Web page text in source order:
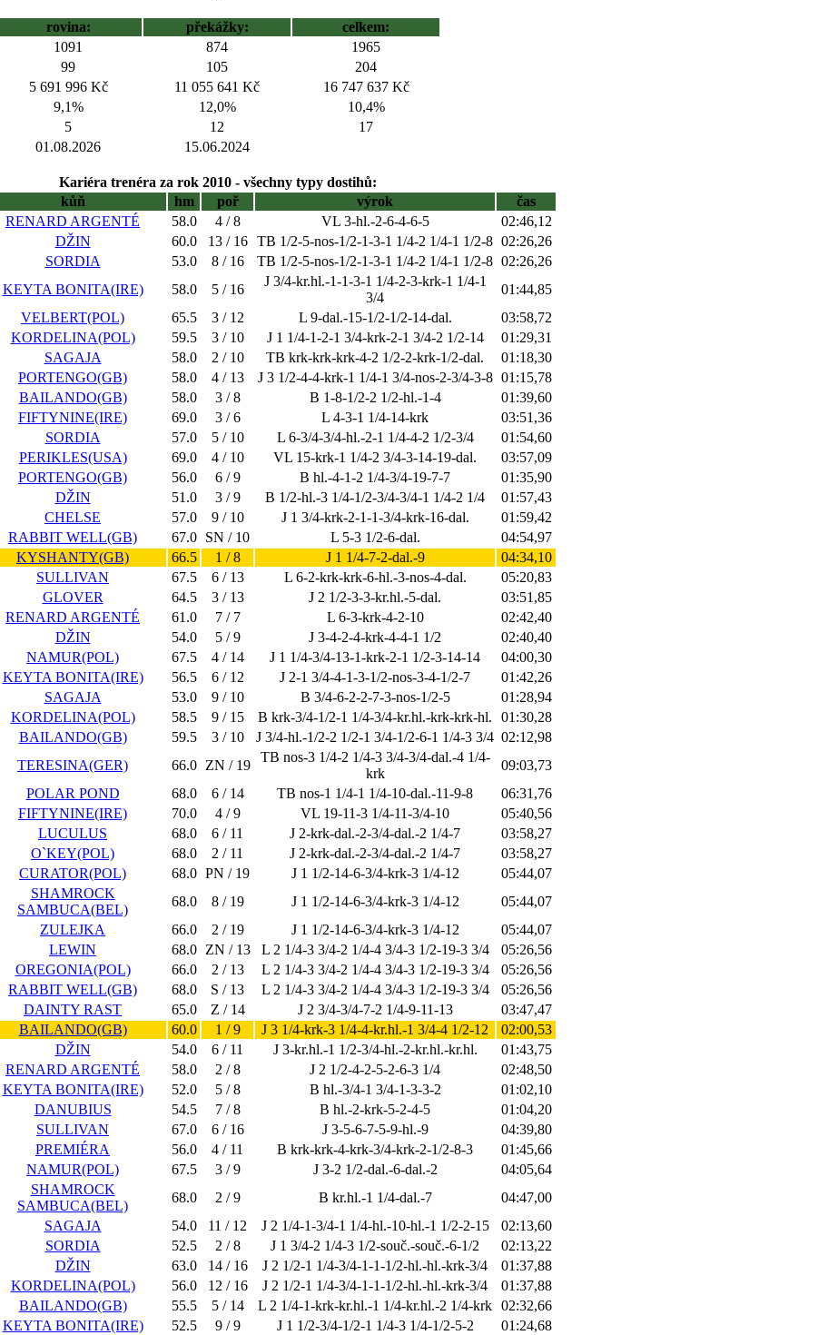
rovina: překážky:
celkem:
1091 874
1965
99 105
204
5 691 996 Kč 11 055 641 Kč
16 747 637 Kč
9,1% 12,0%
10,4%
5 12
17
01.08.2026 15.06.2024
Kariéra trenéra za rok 2010 - všechny typy dostihů:
kůň hm poř výrok
čas
RENARD ARGENTÉ 58.0 4 / 8 VL 3-hl.-2-6-4-6-5
02:46,12
DŽIN 60.0 13 / 16 TB 1/2-5-nos-1/2-1-3-1 1/4-2 1/4-1 1/2-8 02:26,26
SORDIA 53.0 8 / 16 TB 1/2-5-nos-1/2-1-3-1 1/4-2 1/4-1 1/2-8 02:26,26
KEYTA BONITA(IRE) 58.0 5 / 16
J 3/4-kr.hl.-1-1-3-1 1/4-2-3-krk-1 1/4-1
3/4
01:44,85
VELBERT(POL) 65.5 3 / 12 L 9-dal.-15-1/2-1/2-14-dal.
03:58,72
KORDELINA(POL) 59.5 3 / 10 J 1 1/4-1-2-1 3/4-krk-2-1 3/4-2 1/2-14
01:29,31
SAGAJA 58.0 2 / 10 TB krk-krk-krk-4-2 1/2-2-krk-1/2-dal.
01:18,30
PORTENGO(GB) 58.0 4 / 13 J 3 1/2-4-4-krk-1 1/4-1 3/4-nos-2-3/4-3-8 01:15,78
BAILANDO(GB) 58.0 3 / 8 B 1-8-1/2-2 1/2-hl.-1-4
01:39,60
FIFTYNINE(IRE) 69.0 3 / 6 L 4-3-1 1/4-14-krk
03:51,36
SORDIA 57.0 5 / 10 L 6-3/4-3/4-hl.-2-1 1/4-4-2 1/2-3/4
01:54,60
PERIKLES(USA) 69.0 4 / 10 VL 15-krk-1 1/4-2 3/4-3-14-19-dal.
03:57,09
PORTENGO(GB) 56.0 6 / 9 B hl.-4-1-2 1/4-3/4-19-7-7
01:35,90
DŽIN 51.0 3 / 9 B 1/2-hl.-3 1/4-1/2-3/4-3/4-1 1/4-2 1/4
01:57,43
CHELSE 57.0 9 / 10 J 1 3/4-krk-2-1-1-3/4-krk-16-dal.
01:59,42
RABBIT WELL(GB) 67.0 SN / 10 L 5-3 1/2-6-dal.
04:54,97
KYSHANTY(GB) 66.5 1 / 8 J 1 1/4-7-2-dal.-9
04:34,10
SULLIVAN 67.5 6 / 13 L 6-2-krk-krk-6-hl.-3-nos-4-dal.
05:20,83
GLOVER 64.5 3 / 13 J 2 1/2-3-3-kr.hl.-5-dal.
03:51,85
RENARD ARGENTÉ 61.0 7 / 7 L 6-3-krk-4-2-10
02:42,40
DŽIN 54.0 5 / 9 J 3-4-2-4-krk-4-4-1 1/2
02:40,40
NAMUR(POL) 67.5 4 / 14 J 1 1/4-3/4-13-1-krk-2-1 1/2-3-14-14
04:00,30
KEYTA BONITA(IRE) 56.5 6 / 12 J 2-1 3/4-4-1-3-1/2-nos-3-4-1/2-7
01:42,26
SAGAJA 53.0 9 / 10 B 3/4-6-2-2-7-3-nos-1/2-5
01:28,94
KORDELINA(POL) 58.5 9 / 15 B krk-3/4-1/2-1 1/4-3/4-kr.hl.-krk-krk-hl.
01:30,28
BAILANDO(GB) 59.5 3 / 10 J 3/4-hl.-1/2-2 1/2-1 3/4-1/2-6-1 1/4-3 3/4 02:12,98
TERESINA(GER) 66.0 ZN / 19
TB nos-3 1/4-2 1/4-3 3/4-3/4-dal.-4 1/4-
krk
09:03,73
POLAR POND 68.0 6 / 14 TB nos-1 1/4-1 1/4-10-dal.-11-9-8
06:31,76
FIFTYNINE(IRE) 70.0 4 / 9 VL 19-11-3 1/4-11-3/4-10
05:40,56
LUCULUS 68.0 6 / 11 J 2-krk-dal.-2-3/4-dal.-2 1/4-7
03:58,27
O`KEY(POL) 68.0 2 / 11 J 2-krk-dal.-2-3/4-dal.-2 1/4-7
03:58,27
CURATOR(POL) 68.0 PN / 19 J 1 1/2-14-6-3/4-krk-3 1/4-12
05:44,07
SHAMROCK
SAMBUCA(BEL)
68.0 8 / 19 J 1 1/2-14-6-3/4-krk-3 1/4-12
05:44,07
ZULEJKA 66.0 2 / 19 J 1 1/2-14-6-3/4-krk-3 1/4-12
05:44,07
LEWIN 68.0 ZN / 13 L 2 1/4-3 3/4-2 1/4-4 3/4-3 1/2-19-3 3/4
05:26,56
OREGONIA(POL) 66.0 2 / 13 L 2 1/4-3 3/4-2 1/4-4 3/4-3 1/2-19-3 3/4
05:26,56
RABBIT WELL(GB) 68.0 S / 13 L 2 1/4-3 3/4-2 1/4-4 3/4-3 1/2-19-3 3/4
05:26,56
DAINTY RAST 65.0 Z / 14 J 2 3/4-3/4-7-2 1/4-9-11-13
03:47,47
BAILANDO(GB) 60.0 1 / 9 J 3 1/4-krk-3 1/4-4-kr.hl.-1 3/4-4 1/2-12
02:00,53
DŽIN 54.0 6 / 11 J 3-kr.hl.-1 1/2-3/4-hl.-2-kr.hl.-kr.hl.
01:43,75
RENARD ARGENTÉ 58.0 2 / 8 J 2 1/2-4-2-5-2-6-3 1/4
02:48,50
KEYTA BONITA(IRE) 52.0 5 / 8 B hl.-3/4-1 3/4-1-3-3-2
01:02,10
DANUBIUS 54.5 7 / 8 B hl.-2-krk-5-2-4-5
01:04,20
SULLIVAN 67.0 6 / 16 J 3-5-6-7-5-9-hl.-9
04:39,80
PREMIÉRA 56.0 4 / 11 B krk-krk-4-krk-3/4-krk-2-1/2-8-3
01:45,66
NAMUR(POL) 67.5 3 / 9 J 3-2 1/2-dal.-6-dal.-2
04:05,64
SHAMROCK
SAMBUCA(BEL)
68.0 2 / 9 B kr.hl.-1 1/4-dal.-7
04:47,00
SAGAJA 54.0 11 / 12 J 2 1/4-1-3/4-1 1/4-hl.-10-hl.-1 1/2-2-15
02:13,60
SORDIA 52.5 2 / 8 J 1 3/4-2 1/4-3 1/2-souč.-souč.-6-1/2
02:13,22
DŽIN 63.0 14 / 16 J 2 1/2-1 1/4-3/4-1-1-1/2-hl.-hl.-krk-3/4
01:37,88
KORDELINA(POL) 56.0 12 / 16 J 2 1/2-1 1/4-3/4-1-1-1/2-hl.-hl.-krk-3/4
01:37,88
BAILANDO(GB) 55.5 5 / 14 L 2 1/4-1-krk-kr.hl.-1 1/4-kr.hl.-2 1/4-krk 02:32,66
KEYTA BONITA(IRE) 52.5 9 / 9 J 1 1/2-3/4-1/2-1 1/4-3 1/4-1/2-5-2
01:24,68